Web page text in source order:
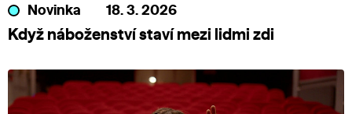
Novinka 18. 3. 2026
Když náboženství staví mezi lidmi zdi